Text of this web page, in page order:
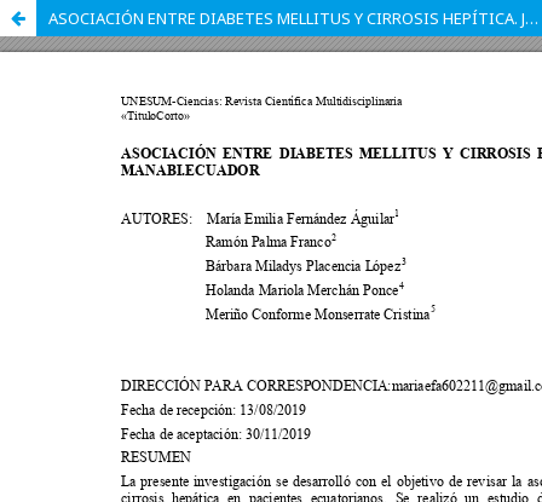
ASOCIACIÓN ENTRE DIABETES MELLITUS Y CIRROSIS HEPÍTICA. JIPIJAPA. MANABI.ECUADOR